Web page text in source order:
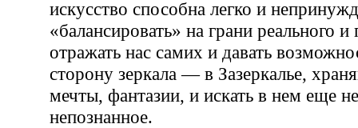
искусство способна легко и
«балансировать» на грани реального и
отражать нас самих и давать
сторону зеркала — в Зазеркалье,
мечты, фантазии, и искать в нем еще
непознанное.